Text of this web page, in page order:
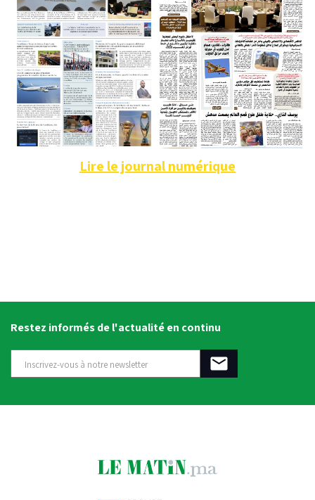
Lire le journal numérique
Restez informés de l'actualité en continu